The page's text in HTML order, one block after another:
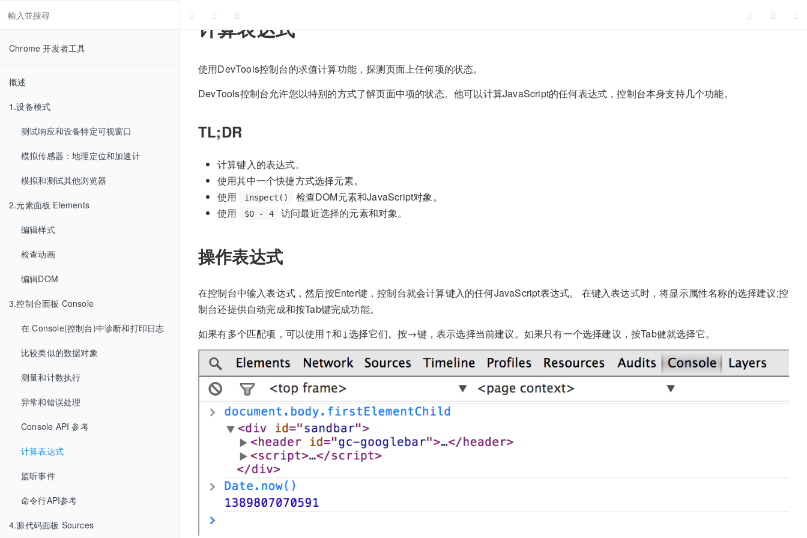
Chrome 开发者工具
概述
1.设备模式
测试响应和设备特定可视窗口
模拟传感器：地理定位和加速计
模拟和测试其他浏览器
2.元素面板 Elements
编辑样式
检查动画
编辑DOM
3.控制台面板 Console
在 Console(控制台)中诊断和打印日志
比较类似的数据对象
测量和计数执行
异常和错误处理
Console API 参考
计算表达式
监听事件
命令行API参考
4.源代码面板 Sources
计算表达式
使用DevTools控制台的求值计算功能，探测页面上任何项的状态。
DevTools控制台允许您以特别的方式了解页面中项的状态。他可以计算JavaScript的任何表达式，控制台本身支持几个功能。
TL;DR
计算键入的表达式。
使用其中一个快捷方式选择元素。
使用
inspect()
检查DOM元素和JavaScript对象。
使用
$0 - 4 访问最近选择的元素和对象。
操作表达式
在控制台中输入表达式，然后按Enter键，控制台就会计算键入的任何JavaScript表达式。 在键入表达式时，将显示属性名称的选择建议;控
制台还提供自动完成和按Tab键完成功能。
如果有多个匹配项，可以使用↑和↓选择它们。按→键，表示选择当前建议。如果只有一个选择建议，按Tab健就选择它。